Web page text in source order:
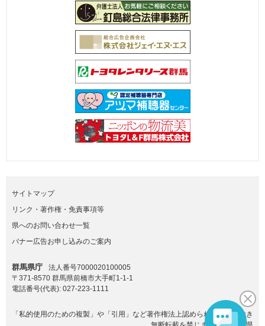
サイトマップ
リンク・著作権・免責事項等
県へのお問い合わせ一覧
バナー広告お申し込みのご案内
群馬県庁
法人番号7000020100005
〒371-8570 群馬県前橋市大手町1-1-1
電話番号(代表): 027-223-1111
「私的使用のための複製」や「引用」など著作権法上認められた場合を除き